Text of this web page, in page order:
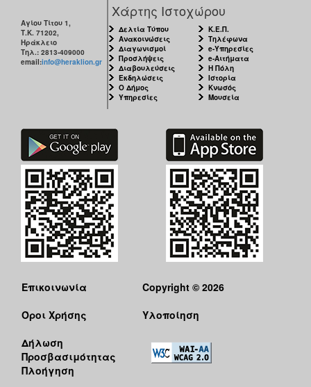
Αγίου Τίτου 1,
Τ.Κ. 71202,
Ηράκλειο
Τηλ.: 2813-409000
email:info@heraklion.gr
Χάρτης Ιστοχώρου
Δελτία Τύπου
Ανακοινώσεις
Διαγωνισμοί
Προσλήψεις
Διαβουλεύσεις
Εκδηλώσεις
Ο Δήμος
Υπηρεσίες
Κ.Ε.Π.
Τηλέφωνα
e-Υπηρεσίες
e-Αιτήματα
Η Πόλη
Ιστορία
Κνωσός
Μουσεία
Επικοινωνία
Όροι Χρήσης
Δήλωση
Προσβασιμότητας
Πλοήγηση
Copyright © 2026
Υλοποίηση